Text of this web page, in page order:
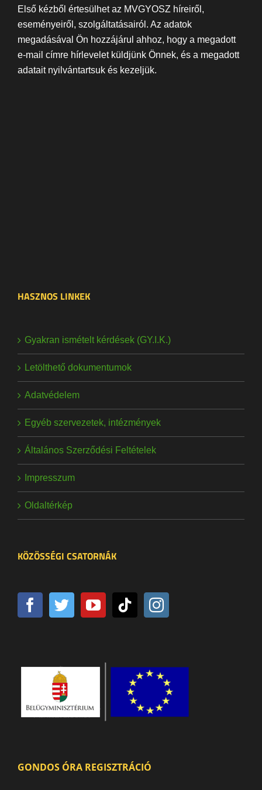
Első kézből értesülhet az MVGYOSZ híreiről,
eseményeiről, szolgáltatásairól. Az adatok
megadásával Ön hozzájárul ahhoz, hogy a megadott
e-mail címre hírlevelet küldjünk Önnek, és a megadott
adatait nyilvántartsuk és kezeljük.
HASZNOS LINKEK
Gyakran ismételt kérdések (GY.I.K.)
Letölthető dokumentumok
Adatvédelem
Egyéb szervezetek, intézmények
Általános Szerződési Feltételek
Impresszum
Oldaltérkép
KÖZÖSSÉGI CSATORNÁK
GONDOS ÓRA REGISZTRÁCIÓ